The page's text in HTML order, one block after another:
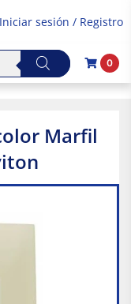
Iniciar sesión / Registro
0
Marfil